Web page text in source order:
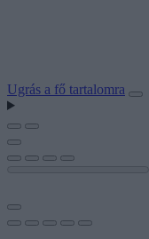
Ugrás a fő tartalomra